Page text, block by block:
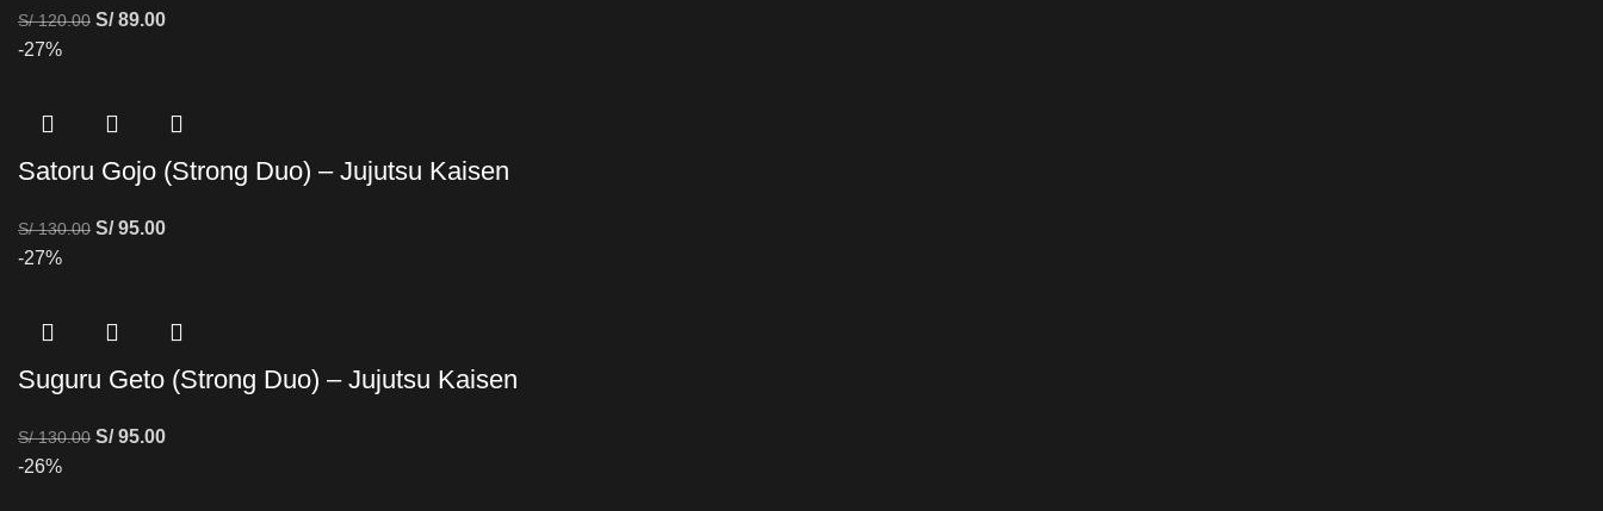
S/120.00 S/89.00
-27%
Satoru Gojo (Strong Duo) – Jujutsu Kaisen
S/130.00 S/95.00
-27%
Suguru Geto (Strong Duo) – Jujutsu Kaisen
S/130.00 S/95.00
-26%